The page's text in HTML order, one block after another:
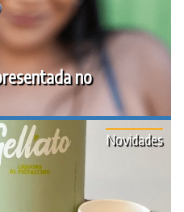
no
Novidades